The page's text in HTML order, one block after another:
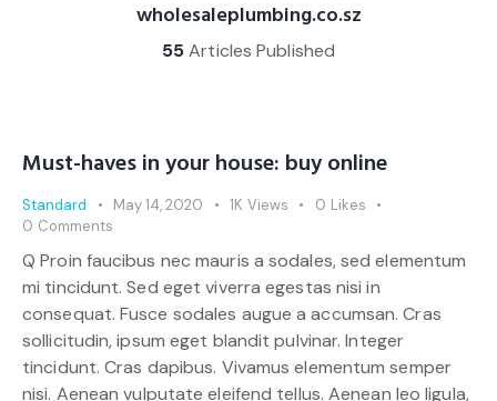
wholesaleplumbing.co.sz
55Articles Published
Must-haves in your house: buy online
Standard May 14, 2020 1K Views 0 Likes
0 Comments
Q Proin faucibus nec mauris a sodales, sed elementum
mi tincidunt. Sed eget viverra egestas nisi in
consequat. Fusce sodales augue a accumsan. Cras
sollicitudin, ipsum eget blandit pulvinar. Integer
tincidunt. Cras dapibus. Vivamus elementum semper
nisi. Aenean vulputate eleifend tellus. Aenean leo ligula,